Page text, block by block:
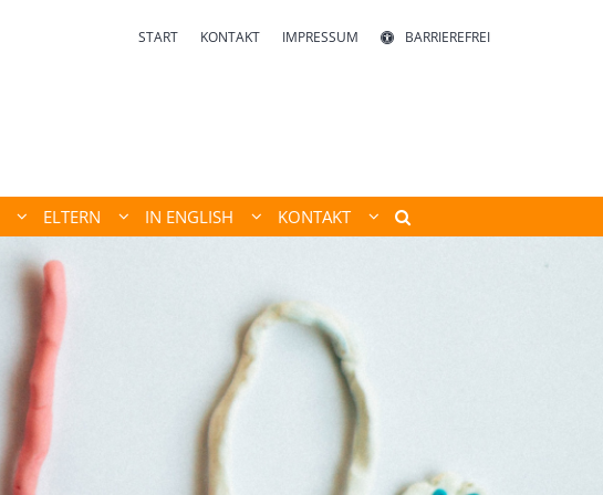
START KONTAKT IMPRESSUM BARRIEREFREI
ELTERN IN ENGLISH KONTAKT